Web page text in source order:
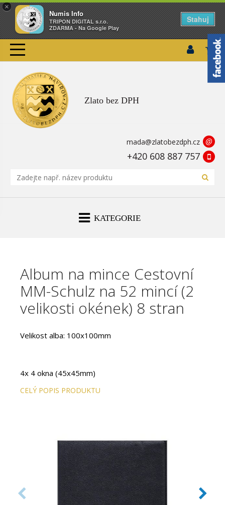
×
Numis Info
TRIPON DIGITAL s.r.o.
ZDARMA - Na Google Play
Stahuj
Zlato bez DPH
mada@zlatobezdph.cz @
+420 608 887 757
KATEGORIE
Album na mince Cestovní
MM-Schulz na 52 mincí (2
velikosti okének) 8 stran
Velikost alba: 100x100mm
4x 4 okna (45x45mm)
4x 9 oken (28x30mm)
CELÝ POPIS PRODUKTU